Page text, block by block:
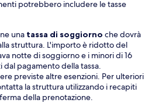
potrebbero includere le tasse
una tassa di soggiorno che dovrà
struttura. L'importo è ridotto del
notte di soggiorno e i minori di 16
dal pagamento della tassa.
previste altre esenzioni. Per ulteriori
la struttura utilizzando i recapiti
della prenotazione.